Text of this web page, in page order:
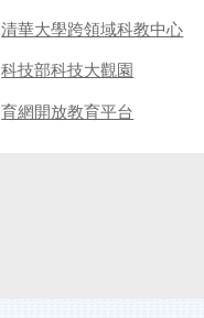
清華大學跨領域科教中心
科技部科技大觀園
育網開放教育平台